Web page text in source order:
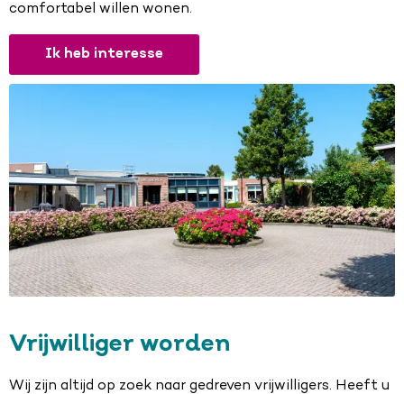
comfortabel willen wonen.
Ik heb interesse
Vrijwilliger worden
Wij zijn altijd op zoek naar gedreven vrijwilligers. Heeft u